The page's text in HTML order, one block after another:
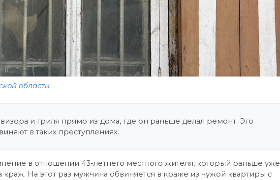
области
и гриля прямо из дома, где он раньше делал ремонт. Это
в таких преступлениях.
в отношении 43-летнего местного жителя, который раньше уже
краж. На этот раз мужчина обвиняется в краже из чужой квартиры с